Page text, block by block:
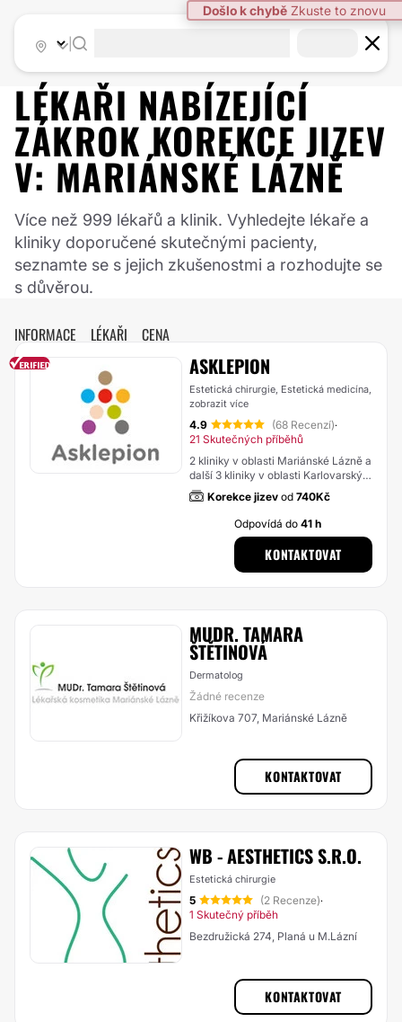
Došlo k chybě Zkuste to znovu
LÉKAŘI NABÍZEJÍCÍ
ZÁKROKKOREKCE JIZEV
V: MARIÁNSKÉ LÁZNĚ
Více než 999 lékařů a klinik. Vyhledejte lékaře a
kliniky doporučené skutečnými pacienty,
seznamte se s jejich zkušenostmi a rozhodujte se
s důvěrou.
INFORMACE LÉKAŘI CENA
ASKLEPION
Estetická chirurgie, Estetická medicína,
zobrazit více
4.9 (68 Recenzí)·
21 Skutečných příběhů
2 kliniky v oblasti Mariánské Lázně a
další 3 kliniky v oblasti Karlovarský
kraj
Korekce jizev od 740Kč
Odpovídá do41 h
KONTAKTOVAT
MUDR. TAMARA
ŠTĚTINOVÁ
Dermatolog
Žádné recenze
Křižíkova 707, Mariánské Lázně
KONTAKTOVAT
WB - AESTHETICS S.R.O.
Estetická chirurgie
5 (2 Recenze)·
1 Skutečný příběh
Bezdružická 274, Planá u M.Lázní
KONTAKTOVAT